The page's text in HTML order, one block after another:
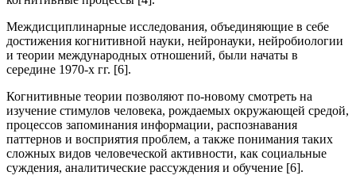
Междисциплинарные исследования, объединяющие в себе
достижения когнитивной науки, нейронауки, нейробиологии
и теории международных отношений, были начаты в
середине 1970-х гг. [6].
Когнитивные теории позволяют по-новому смотреть на
изучение стимулов человека, рождаемых окружающей средой,
процессов запоминания информации, распознавания
паттернов и восприятия проблем, а также понимания таких
сложных видов человеческой активности, как социальные
суждения, аналитические рассуждения и обучение [6].